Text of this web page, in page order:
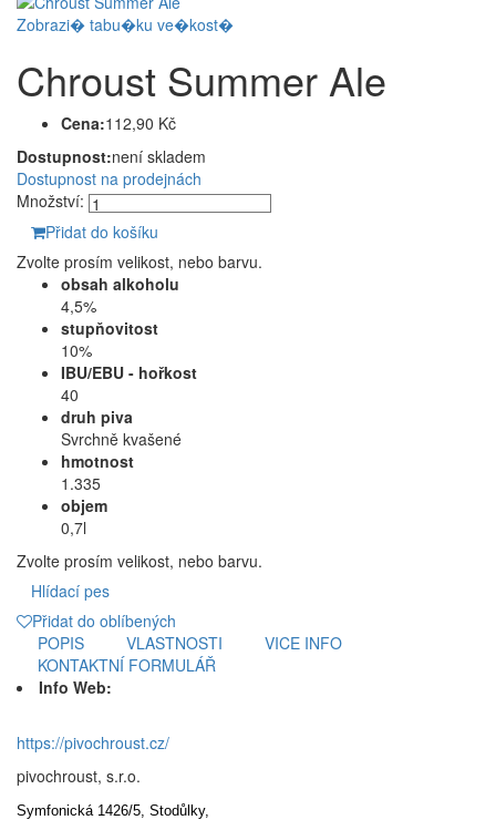
Zobrazi� tabu�ku ve�kost�
Chroust Summer Ale
Cena:112,90 Kč
Dostupnost:není skladem
Dostupnost na prodejnách
Množství:
Přidat do košíku
Zvolte prosím velikost, nebo barvu.
obsah alkoholu
4,5%
stupňovitost
10%
IBU/EBU - hořkost
40
druh piva
Svrchně kvašené
hmotnost
1.335
objem
0,7l
Zvolte prosím velikost, nebo barvu.
Hlídací pes
Přidat do oblíbených
POPIS
VLASTNOSTI
VICE INFO
KONTAKTNÍ FORMULÁŘ
Info Web:
https://pivochroust.cz/
pivochroust, s.r.o.
Symfonická 1426/5, Stodůlky,